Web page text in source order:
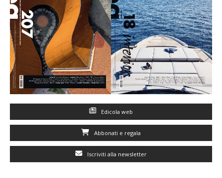
Edicola web
Abbonati e regala
Iscriviti alla newsletter